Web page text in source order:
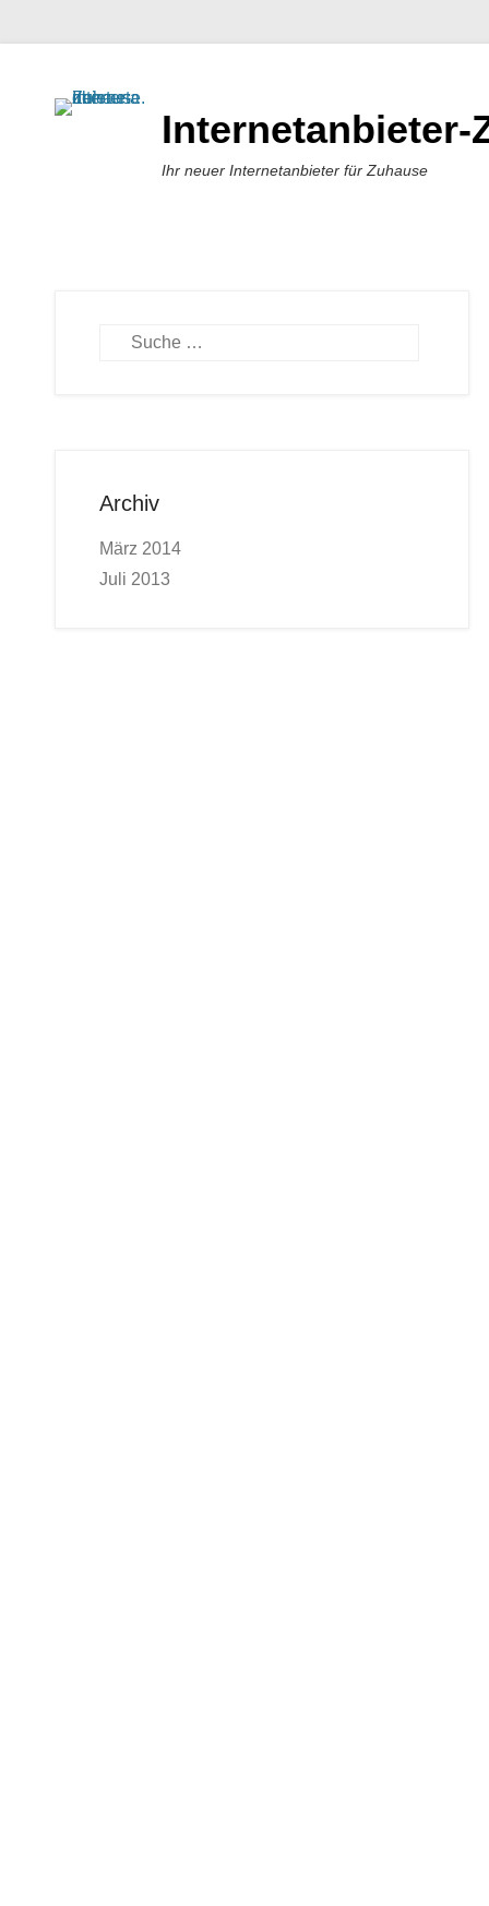
Internetanbieter-
Ihr neuer Internetanbieter für Zuhause
Suchen
Archiv
März 2014
Juli 2013